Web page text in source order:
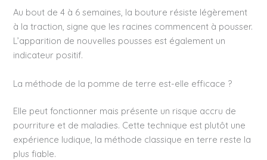
Au bout de 4 à 6 semaines, la bouture résiste légèrement
à la traction, signe que les racines commencent à pousser.
L’apparition de nouvelles pousses est également un
indicateur positif.
La méthode de la pomme de terre est-elle efficace ?
Elle peut fonctionner mais présente un risque accru de
pourriture et de maladies. Cette technique est plutôt une
expérience ludique, la méthode classique en terre reste la
plus fiable.